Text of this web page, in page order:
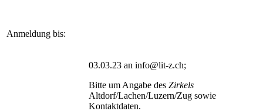
Anmeldung bis:
03.03.23 an info@lit-z.ch;
Bitte um Angabe des Zirkels
Altdorf/Lachen/Luzern/Zug sowie
Kontaktdaten.